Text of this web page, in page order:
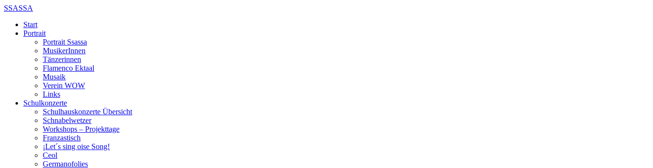
SSASSA
Start
Portrait
Portrait Ssassa
MusikerInnen
Tänzerinnen
Flamenco Ektaal
Musaik
Verein WOW
Links
Schulkonzerte
Schulhauskonzerte Übersicht
Schnabelwetzer
Workshops – Projekttage
Franzastisch
¡Let´s sing oise Song!
Ceol
Germanofolies